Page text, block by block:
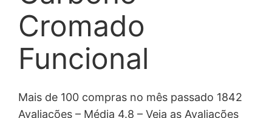
Cromado
Funcional
Mais de 100 compras no mês passado 1842
Avaliações – Média 4.8 – Veja as Avaliações